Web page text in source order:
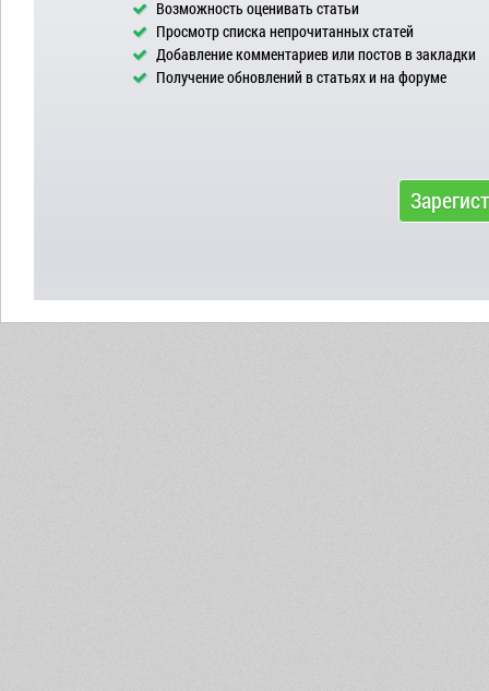
Возможность оценивать статьи
Просмотр списка непрочитанных статей
Добавление комментариев или постов в закладки
Получение обновлений в статьях и на форуме